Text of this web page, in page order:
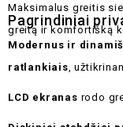
Maksimalus greitis
greitą ir komfortišką
Pagrindiniai
Modernus ir
ratlankiais ,
LCD ekranas rodo